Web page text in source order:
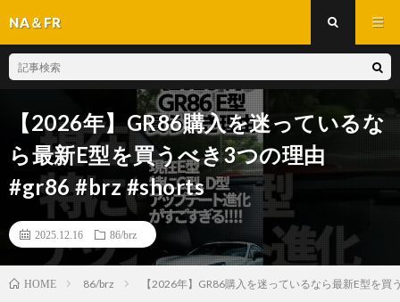
NA＆FR
【2026年】GR86購入を迷っているな
ら最新E型を買うべき3つの理由
#gr86 #brz #shorts
2025.12.16 86/brz
HOME 86/brz 【2026年】GR86購入を迷っているなら最新E型を